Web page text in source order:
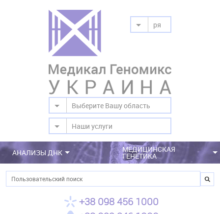
ря
Выберите Вашу область
Наши услуги
АНАЛИЗЫ ДНК МЕДИЦИНСКАЯ
ГЕНЕТИКА
Поиск
+38 098 456 1000